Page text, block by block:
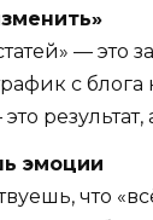
— это
с блога
результат,
эмоции
что